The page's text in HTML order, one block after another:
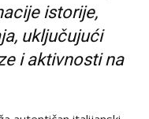
istorije,
uključujući
i aktivnosti na